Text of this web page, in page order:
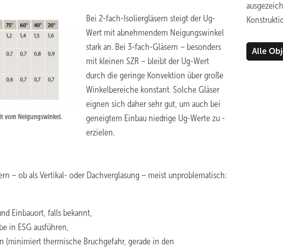
vom Neigungswinkel.
Bei 2-fach-Isoliergläsern steigt der Ug-
Wert mit abnehmendem Neigungswinkel
stark an. Bei 3-fach-Gläsern – besonders
mit kleinen SZR – bleibt der Ug-Wert
durch die geringe Konvektion über große
Winkelbereiche konstant. Solche Gläser
eignen sich daher sehr gut, um auch bei
geneigtem Einbau niedrige Ug-Werte zu ­
erzielen.
– ob als Vertikal- oder Dachverglasung – meist unproblematisch:
Einbauort, falls bekannt,
in ESG ausführen,
(minimiert thermische Bruchgefahr, gerade in den
Alle